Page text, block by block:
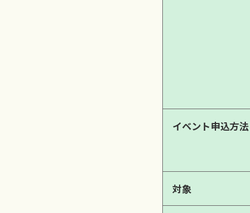
イベント申込方法
対象